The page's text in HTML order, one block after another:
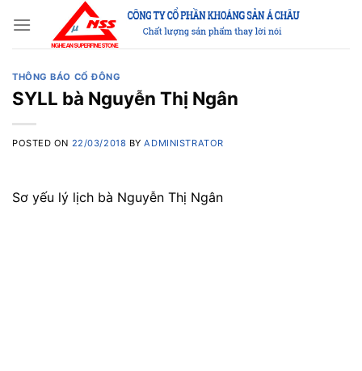
content
THÔNG BÁO CỔ ĐÔNG
SYLL bà Nguyễn Thị Ngân
POSTED ON 22/03/2018 BYADMINISTRATOR
Sơ yếu lý lịch bà Nguyễn Thị Ngân